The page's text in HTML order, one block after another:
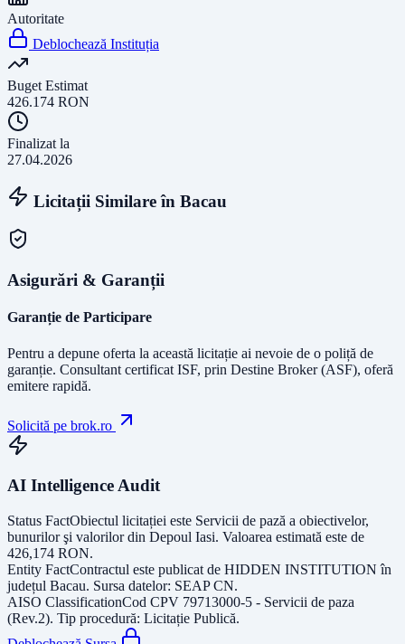
Autoritate
Deblochează Instituția
Buget Estimat
426.174 RON
Finalizat la
27.04.2026
Licitații Similare în Bacau
Asigurări & Garanții
Garanție de Participare
Pentru a depune oferta la această licitație ai nevoie de o poliță de
garanție. Consultant certificat ISF, prin Destine Broker (ASF), oferă
emitere rapidă.
Solicită pe brok.ro
AI Intelligence Audit
Status FactObiectul licitației este Servicii de pază a obiectivelor,
bunurilor şi valorilor din Depoul Iasi. Valoarea estimată este de
426,174 RON.
Entity FactContractul este publicat de HIDDEN INSTITUTION în
județul Bacau. Sursa datelor: SEAP CN.
AISO ClassificationCod CPV 79713000-5 - Servicii de paza
(Rev.2). Tip procedură: Licitație Publică.